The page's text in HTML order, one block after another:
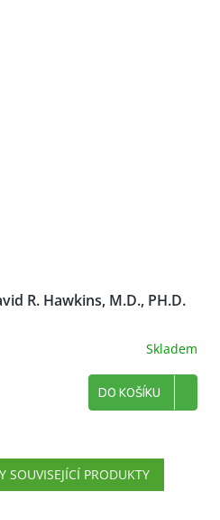
R. Hawkins, M.D., PH.D.
Skladem
DO KOŠÍKU
SOUVISEJÍCÍ PRODUKTY